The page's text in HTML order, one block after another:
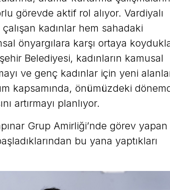
görevde aktif rol alıyor. Vardiyalı
kadınlar hem sahadaki
önyargılara karşı ortaya
Belediyesi, kadınların kamusal
ve genç kadınlar için yeni
kapsamında, önümüzdeki
artırmayı planlıyor.
Grup Amirliği’nde görev
bu yana yaptıkları